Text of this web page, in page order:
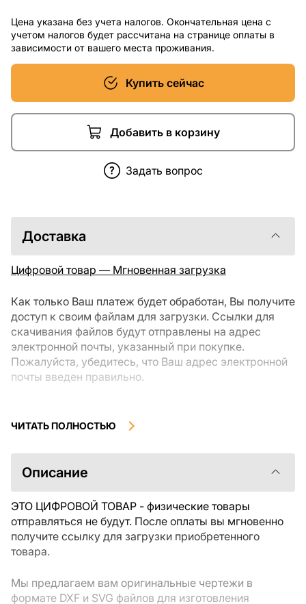
Цена указана без учета налогов. Окончательная цена с
учетом налогов будет рассчитана на странице оплаты в
зависимости от вашего места проживания.
Купить сейчас
Добавить в корзину
Задать вопрос
Доставка
Цифровой товар — Мгновенная загрузка
Как только Ваш платеж будет обработан, Вы получите
доступ к своим файлам для загрузки. Ссылки для
скачивания файлов будут отправлены на адрес
электронной почты, указанный при покупке.
Пожалуйста, убедитесь, что Ваш адрес электронной
почты введен правильно.
загрузки, не подлежат возврату или обмену после их
ознакомиться с описанием товара и задать все
интересующие Вас вопросы перед покупкой. Если у
свяжитесь с продавцом напрямую.
ЧИТАТЬ ПОЛНОСТЬЮ
Описание
ЭТО ЦИФРОВОЙ ТОВАР - физические товары
отправляться не будут. После оплаты вы мгновенно
получите ссылку для загрузки приобретенного
товара.
Мы предлагаем вам оригинальные чертежи в
формате DXF и SVG файлов для изготовления